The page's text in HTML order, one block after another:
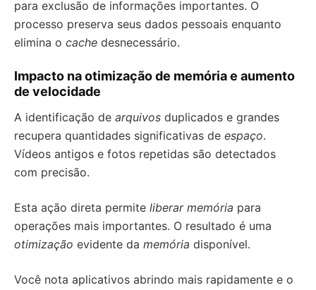
para exclusão de informações importantes. O
processo preserva seus dados pessoais enquanto
elimina o cache desnecessário.
Impacto na otimização de memória e aumento
de velocidade
A identificação de arquivos duplicados e grandes
recupera quantidades significativas de espaço.
Vídeos antigos e fotos repetidas são detectados
com precisão.
Esta ação direta permite liberar memória para
operações mais importantes. O resultado é uma
otimização evidente da memória disponível.
Você nota aplicativos abrindo mais rapidamente e o